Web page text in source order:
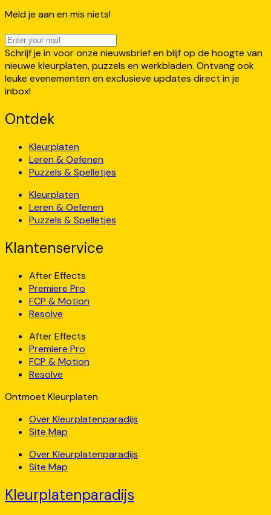
Meld je aan en mis niets!
Schrijf je in voor onze nieuwsbrief en blijf op de hoogte van
nieuwe kleurplaten, puzzels en werkbladen. Ontvang ook
leuke evenementen en exclusieve updates direct in je
inbox!
Ontdek
Kleurplaten
Leren & Oefenen
Puzzels & Spelletjes
Kleurplaten
Leren & Oefenen
Puzzels & Spelletjes
Klantenservice
After Effects
Premiere Pro
FCP & Motion
Resolve
After Effects
Premiere Pro
FCP & Motion
Resolve
Ontmoet Kleurplaten
Over Kleurplatenparadijs
Site Map
Over Kleurplatenparadijs
Site Map
Kleurplatenparadijs